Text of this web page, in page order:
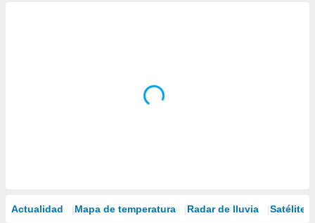
Actualidad Mapa de temperatura Radar de lluvia Satélites